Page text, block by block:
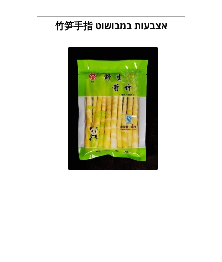
אצבעות במבושוט 竹笋手指